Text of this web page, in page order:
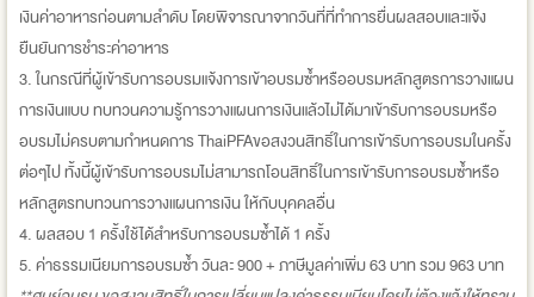
เงินค่าอาหารก่อนตามลำดับ โดยพิจารณาจากวันที่ที่ทำการยื่นผลสอบและแจ้ง
ยืนยันการชำระค่าอาหาร
3. ในกรณีที่ผู้เข้ารับการอบรมแจ้งการเข้าอบรมซ้ำหรืออบรมหลักสูตรการวางแผน
การเงินแบบ ทบทวนความรู้การวางแผนการเงินแล้วไม่ได้มาเข้ารับการอบรมหรือ
อบรมไม่ครบตามกำหนดการ ThaiPFAขอสงวนสิทธิ์ในการเข้ารับการอบรมในครั้ง
ต่อๆไป ทั้งนี้ผู้เข้ารับการอบรมไม่สามารถโอนสิทธิ์ในการเข้ารับการอบรมซ้ำหรือ
หลักสูตรทบทวนการวางแผนการเงิน ให้กับบุคคลอื่น
4. ผลสอบ 1 ครั้งใช้ได้สำหรับการอบรมซ้ำได้ 1 ครั้ง
5. ค่าธรรมเนียมการอบรมซ้ำ วันละ 900 + ภาษีมูลค่าเพิ่ม 63 บาท รวม 963 บาท